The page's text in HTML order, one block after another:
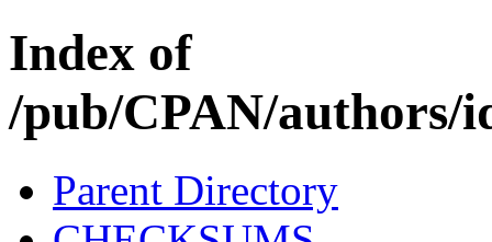
Index of
/pub/CPAN/
Parent Directory